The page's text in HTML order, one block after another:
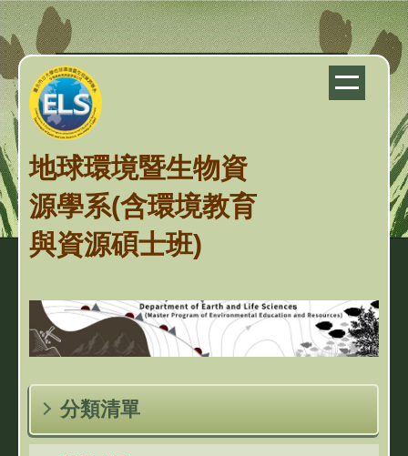
跳
到
主
要
內
容
區 地球環境暨生物資
源學系(含環境教育
與資源碩士班)
分類清單